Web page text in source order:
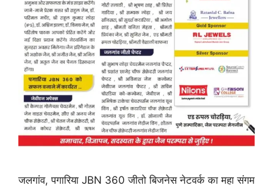
जलगांव, पगारिया JBN 360 जीतो बिजनेस नेटवर्क का महा संगम